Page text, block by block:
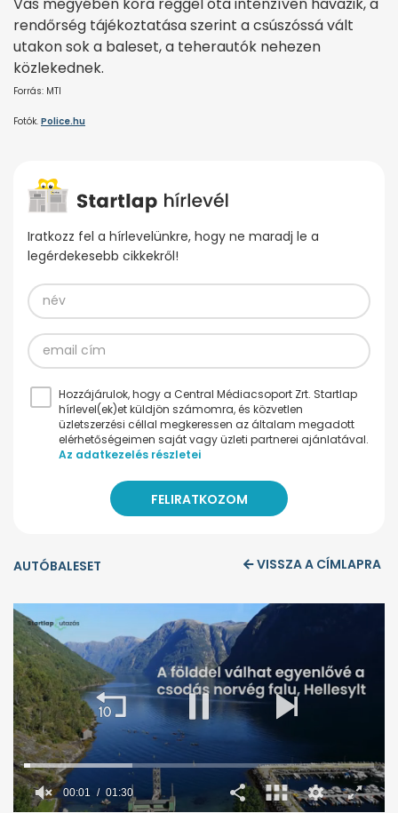
rendőrség tájékoztatása szerint a csúszóssá vált
utakon sok a baleset, a teherautók nehezen
közlekednek.
Forrás: MTI
Fotók. Police.hu
Iratkozz fel a hírlevelünkre, hogy ne maradj le a
legérdekesebb cikkekről!
Hozzájárulok, hogy a Central Médiacsoport Zrt. Startlap
hírlevel(ek)et küldjön számomra, és közvetlen
üzletszerzési céllal megkeressen az általam megadott
elérhetőségeimen saját vagy üzleti partnerei ajánlatával.
Az adatkezelés részletei
AUTÓBALESET VISSZA A CÍMLAPRA
00:02 01:30